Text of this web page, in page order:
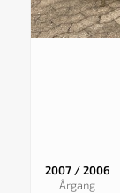
2007 / 2006
Årgang